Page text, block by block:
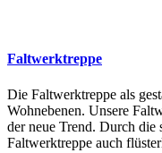
Faltwerktreppe
Die Faltwerktreppe als
Wohnebenen. Unsere
der neue Trend. Durch die
Faltwerktreppe auch